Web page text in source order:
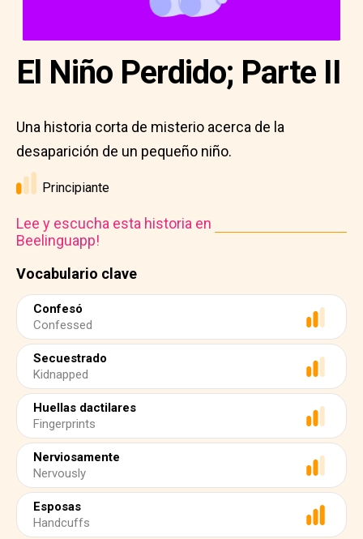
Vocabulario clave
Confesó
Confessed
Secuestrado
Kidnapped
Huellas dactilares
Fingerprints
Nerviosamente
Nervously
Esposas
Handcuffs
El Niño Perdido; Parte II
Una historia corta de misterio acerca de la
desaparición de un pequeño niño.
Principiante
Lee y escucha esta historia en
Beelinguapp!